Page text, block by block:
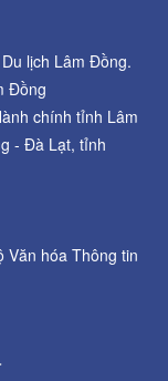
lịch Lâm Đồng.
Đồng
chính tỉnh Lâm
- Đà Lạt, tỉnh
Văn hóa Thông tin